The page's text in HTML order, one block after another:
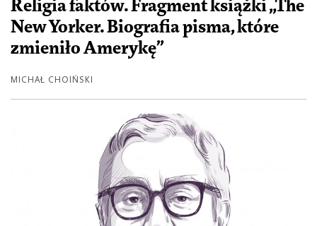
Religia faktów. Fragment książki „The
New Yorker. Biografia pisma, które
zmieniło Amerykę”
MICHAŁ CHOIŃSKI